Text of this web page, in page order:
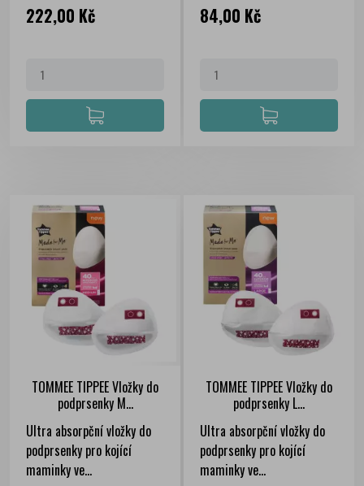
Cena
222,00 Kč Cena
84,00 Kč
TOMMEE TIPPEE Vložky do
podprsenky M...
Ultra absorpční vložky do
podprsenky pro kojící
maminky ve...
TOMMEE TIPPEE Vložky do
podprsenky L...
Ultra absorpční vložky do
podprsenky pro kojící
maminky ve...